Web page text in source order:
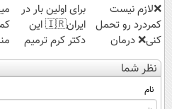
❌لازم نیست
کمردرد رو تحمل
کنی❌ درمان
بدون جراحی و
قرص
(پرسشنامه)
برای اولین بار در
ایران🇮🇷 این
دکتر کرم ترمیم
کننده 23 روزه
ساخت!
نظر شما
نام